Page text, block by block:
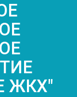
ЖКХ"